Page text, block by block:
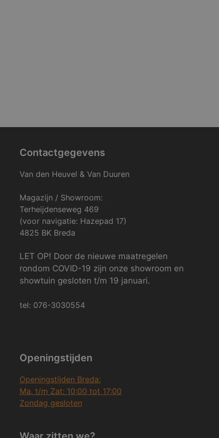
Contactgegevens
Van den Heuvel & Van Duuren
Magazijn / Showroom:
Terheijdenseweg 469
(voor navigatie: Hazepad 17)
4825 BK Breda
LET OP! Door de nieuwe maatregelen
rondom COVID-19 zijn onze showroom en
showtuin gesloten t/m 19 januari.
tel: 076-3030554
Openingstijden
Openingstijden Breda:
Ma. t/m Zat: 10:00 tot 17:00
Zondag gesloten